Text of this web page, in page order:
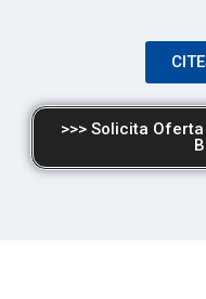
>>> Solicita